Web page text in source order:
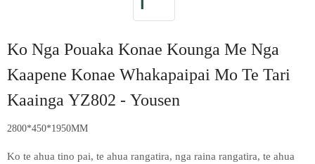
Ko Nga Pouaka Konae Kounga Me Nga
Kaapene Konae Whakapaipai Mo Te Tari
Kaainga YZ802 - Yousen
2800*450*1950MM
Ko te ahua tino pai, te ahua rangatira, nga raina rangatira, te ahua